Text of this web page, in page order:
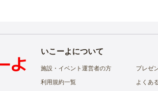
いこーよについて
施設・イベント運営者の方
プレゼ
利用規約一覧
よくあ